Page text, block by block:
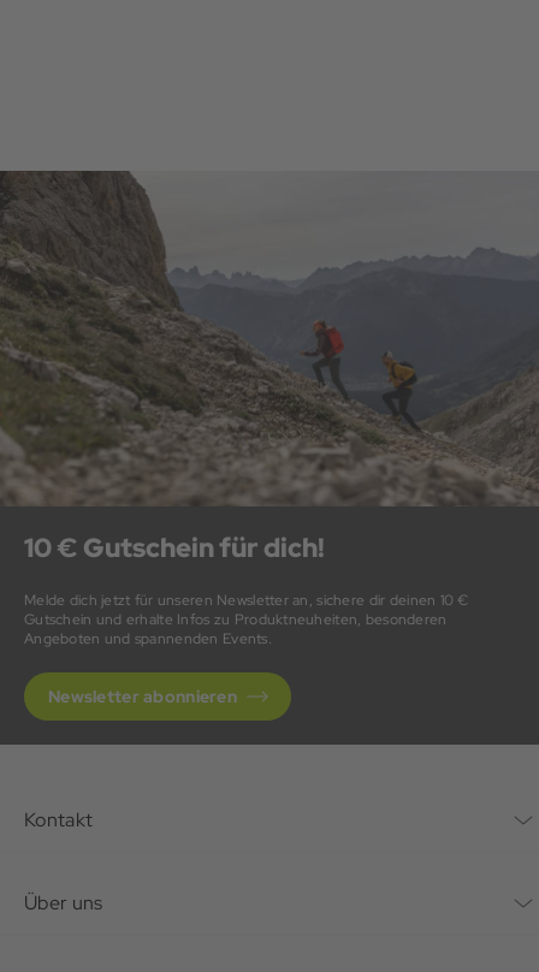
10 € Gutschein für dich!
Melde dich jetzt für unseren Newsletter an, sichere dir deinen 10 €
Gutschein und erhalte Infos zu Produktneuheiten, besonderen
Angeboten und spannenden Events.
Newsletter abonnieren
Kontakt
Über uns